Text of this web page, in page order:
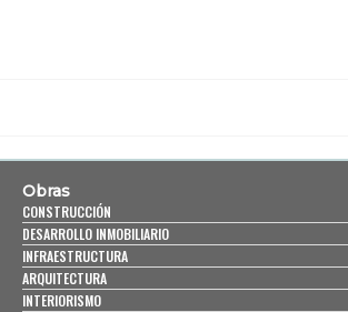
Obras
CONSTRUCCIÓN
DESARROLLO INMOBILIARIO
INFRAESTRUCTURA
ARQUITECTURA
INTERIORISMO